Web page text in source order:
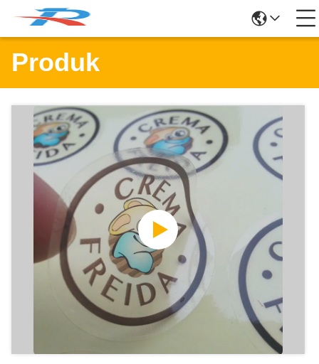
Produk